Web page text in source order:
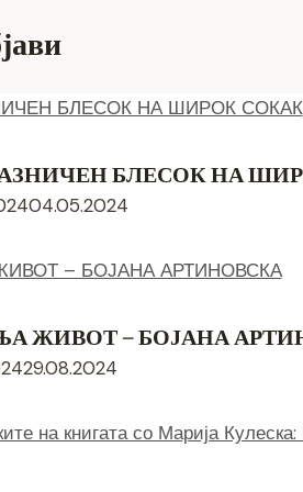
БЛЕСОК НА
04.05.2024
ЖИВОТ – БОЈАНА
29.08.2024